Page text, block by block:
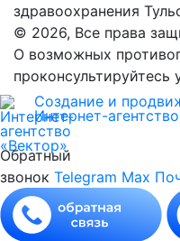
здравоохранения
© 2026, Все права
О возможных
проконсультируйтесь
Создание и
Интернет-
Обратный
звонок Telegram Max